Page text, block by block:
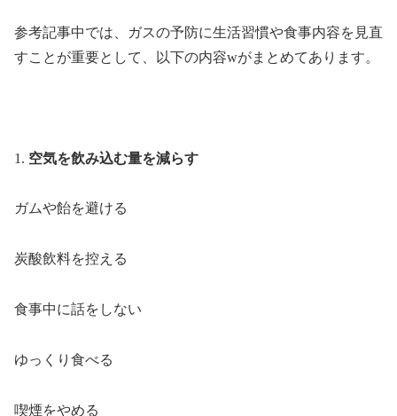
参考記事中では、ガスの予防に生活習慣や食事内容を見直
すことが重要として、以下の内容wがまとめてあります。
1. 空気を飲み込む量を減らす
ガムや飴を避ける
炭酸飲料を控える
食事中に話をしない
ゆっくり食べる
喫煙をやめる